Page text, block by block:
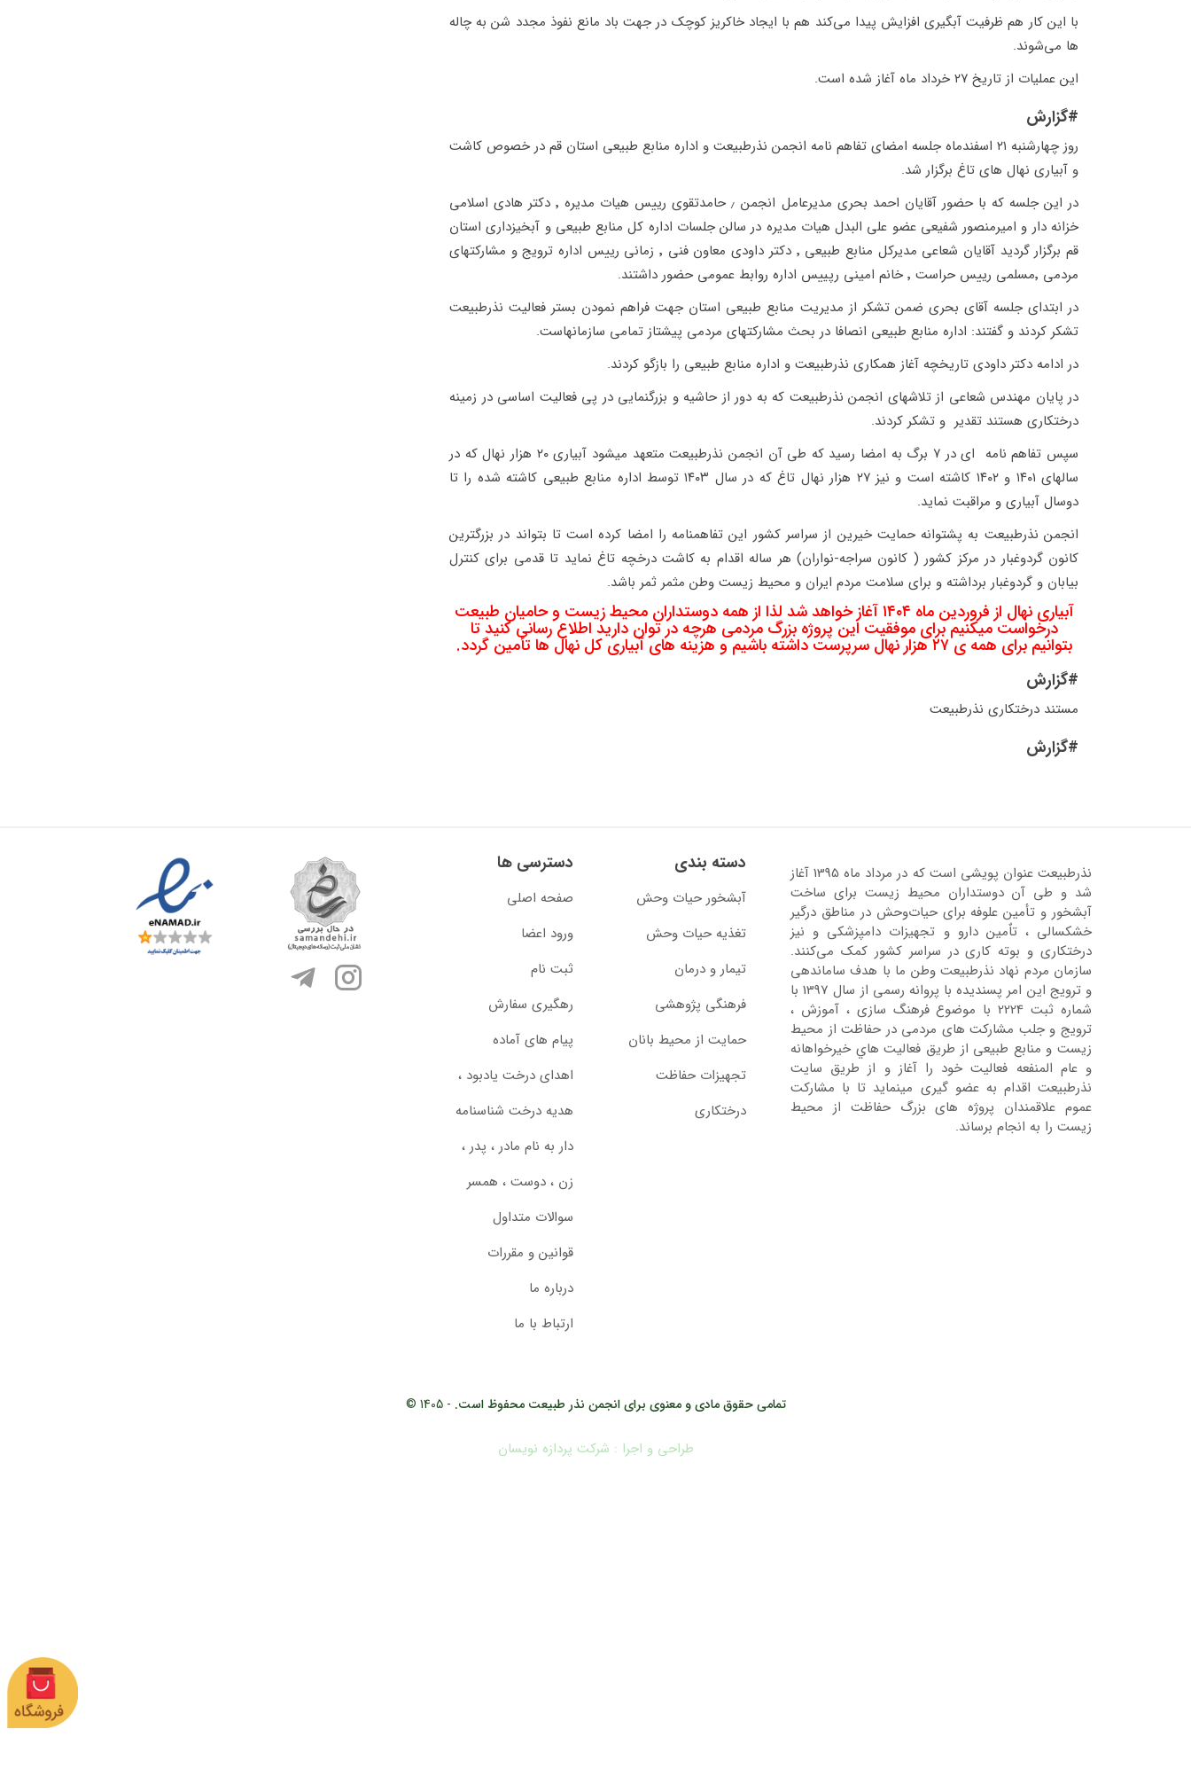
با این کار هم ظرفیت آبگیری افزایش پیدا می‌کند هم با ایجاد خاکریز کوچک در جهت باد مانع نفوذ مجدد شن به چاله
ها می‌شوند.
این عملیات از تاریخ ٢٧ خرداد ماه آغاز شده است.
#گزارش
روز چهارشنبه ۲۱ اسفندماه جلسه امضای تفاهم نامه انجمن نذرطبیعت و اداره منابع طبیعی استان قم در خصوص کاشت
و آبیاری نهال های تاغ برگزار شد.
در این جلسه که با حضور آقایان احمد بحری مدیرعامل انجمن ٫ حامدتقوی رییس هیات مدیره ٬ دکتر هادی اسلامی
خزانه دار و امیرمنصور شفیعی عضو علی البدل هیات مدیره در سالن جلسات اداره کل منابع طبیعی و آبخیزداری استان
قم برگزار گردید آقایان شعاعی مدیرکل منابع طبیعی ٬ دکتر داودی معاون فنی ٬ زمانی رییس اداره ترویج و مشارکتهای
مردمی ٬مسلمی رییس حراست ٬ خانم امینی رپییس اداره روابط عمومی حضور داشتند.
در ابتدای جلسه آقای بحری ضمن تشکر از مدیریت منابع طبیعی استان جهت فراهم نمودن بستر فعالیت نذرطبیعت
تشکر کردند و گفتند: اداره منابع طبیعی انصافا در بحث مشارکتهای مردمی پیشتاز تمامی سازمانهاست.
در ادامه دکتر داودی تاریخچه آغاز همکاری نذرطبیعت و اداره منابع طبیعی را بازگو کردند.
در پایان مهندس شعاعی از تلاشهای انجمن نذرطبیعت که به دور از حاشیه و بزرگنمایی در پی فعالیت اساسی در زمینه
درختکاری هستند تقدیر و تشکر کردند.
سپس تفاهم نامه ای در ۷ برگ به امضا رسید که طی آن انجمن نذرطبیعت متعهد میشود آبیاری ۲۰ هزار نهال که در
سالهای ۱۴۰۱ و ۱۴۰۲ کاشته است و نیز ۲۷ هزار نهال تاغ که در سال ۱۴۰۳ توسط اداره منابع طبیعی کاشته شده را تا
دوسال آبیاری و مراقبت نماید.
انجمن نذرطبیعت به پشتوانه حمایت خیرین از سراسر کشور این تفاهمنامه را امضا کرده است تا بتواند در بزرگترین
کانون گردوغبار در مرکز کشور ( کانون سراجه-نواران) هر ساله اقدام به کاشت درخچه تاغ نماید تا قدمی برای کنترل
بیابان و گردوغبار برداشته و برای سلامت مردم ایران و محیط زیست وطن مثمر ثمر باشد.
آبیاری نهال از فروردین ماه ۱۴۰۴ آغاز خواهد شد لذا از همه دوستداران محیط زیست و حامیان طبیعت
درخواست میکنیم برای موفقیت این پروژه بزرگ مردمی هرچه در توان دارید اطلاع رسانی کنید تا
بتوانیم برای همه ی ۲۷ هزار نهال سرپرست داشته باشیم و هزینه های آبیاری کل نهال ها تأمین گردد.
#گزارش
مستند درختکاری نذرطبیعت
#گزارش
نذرطبیعت عنوان پویشی است که در مرداد ماه 1395 آغاز
شد و طی آن دوستداران محیط زیست برای ساخت
آبشخور و تأمین علوفه برای حیات‌وحش در مناطق درگیر
خشکسالی ، تاٌمین دارو و تجهیزات دامپزشکی و نیز
درختکاری و بوته کاری در سراسر کشور کمک می‌کنند.
سازمان مردم نهاد نذرطبیعت وطن ما با هدف ساماندهی
و ترویج این امر پسندیده با پروانه رسمی از سال 1397 با
شماره ثبت 2224 با موضوع فرهنگ سازی ، آموزش ،
ترویج و جلب مشارکت های مردمی در حفاظت از محیط
زیست و منابع طبیعی از طریق فعالیت هاي خیرخواهانه
و عام المنفعه فعالیت خود را آغاز و از طریق سایت
نذرطبیعت اقدام به عضو گیری مینماید تا با مشارکت
عموم علاقمندان پروژه های بزرگ حفاظت از محیط
زیست را به انجام برساند.
دسته بندی
آبشخور حیات وحش
تغذیه حیات وحش
تیمار و درمان
فرهنگی پژوهشی
حمایت از محیط بانان
تجهیزات حفاظت
درختکاری
دسترسی ها
صفحه اصلی
ورود اعضا
ثبت نام
رهگیری سفارش
پیام های آماده
اهدای درخت یادبود ،‌
هدیه درخت شناسنامه
دار به نام مادر ، پدر ،
زن ، دوست ، همسر
سوالات متداول
قوانین و مقررات
درباره ما
ارتباط با ما
تمامی حقوق مادی و معنوی برای انجمن نذر طبیعت محفوظ است. - 1405 ©
طراحی و اجرا : شرکت پردازه نویسان